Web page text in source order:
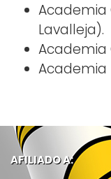
Academia
Lavalleja).
Academia
Academia
AFILIADO A: